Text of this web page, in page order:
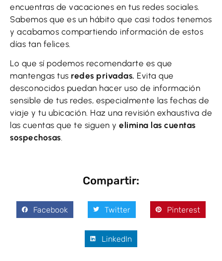
encuentras de vacaciones en tus redes sociales.
Sabemos que es un hábito que casi todos tenemos
y acabamos compartiendo información de estos
días tan felices.
Lo que sí podemos recomendarte es que
mantengas tus redes privadas. Evita que
desconocidos puedan hacer uso de información
sensible de tus redes, especialmente las fechas de
viaje y tu ubicación. Haz una revisión exhaustiva de
las cuentas que te siguen y elimina las cuentas
sospechosas.
Compartir:
Facebook Twitter Pinterest
LinkedIn